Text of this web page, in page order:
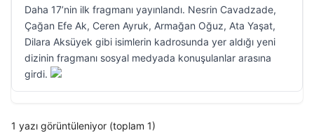
Daha 17’nin ilk fragmanı yayınlandı. Nesrin Cavadzade,
Çağan Efe Ak, Ceren Ayruk, Armağan Oğuz, Ata Yaşat,
Dilara Aksüyek gibi isimlerin kadrosunda yer aldığı yeni
dizinin fragmanı sosyal medyada konuşulanlar arasına
girdi.
1 yazı görüntüleniyor (toplam 1)